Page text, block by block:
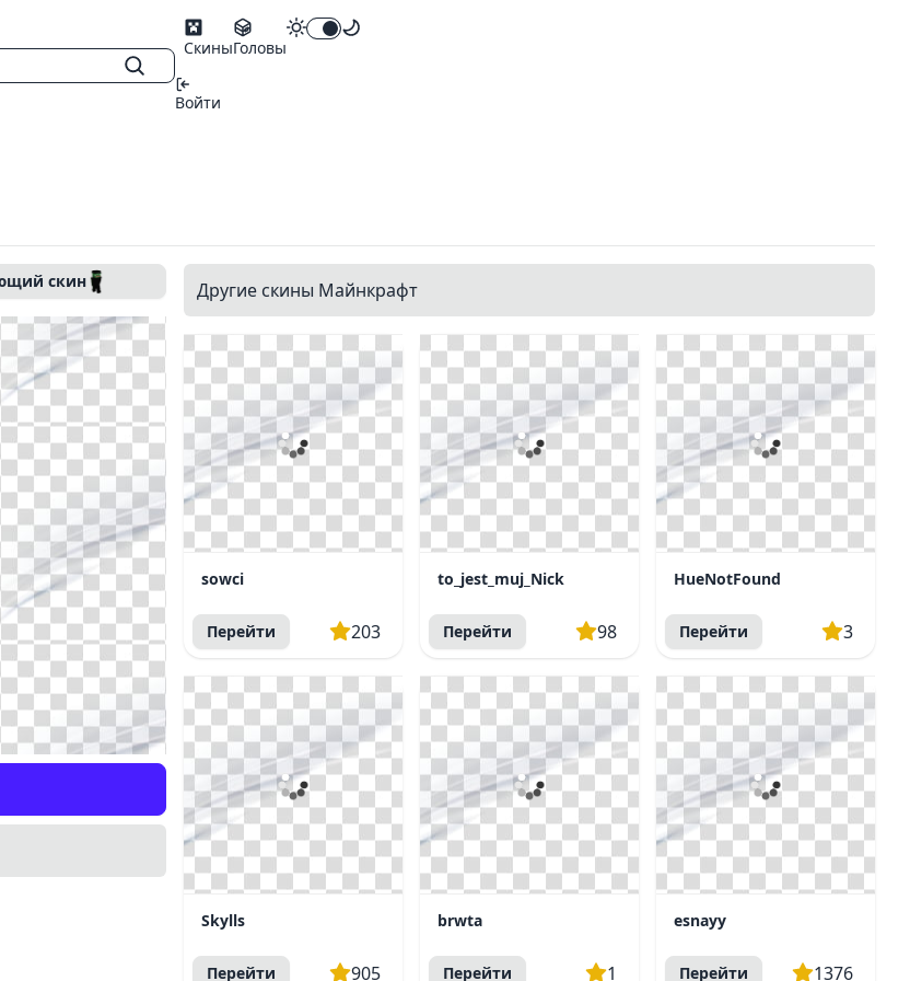
СкиныГоловы
Войти
скин Другие скины Майнкрафт
sowci
Перейти 203
to_jest_muj_Nick
Перейти 98
HueNotFound
Перейти 3
Skylls
Перейти 905
brwta
Перейти 1
esnayy
Перейти 1376